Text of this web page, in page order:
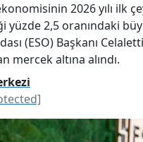
2026 yılı ilk
yüzde 2,5 oranındaki
(ESO) Başkanı
mercek altına alındı.